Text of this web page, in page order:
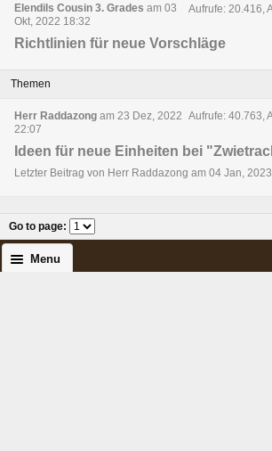
Elendils Cousin 3. Grades am 03
Okt, 2022 18:32
Aufrufe: 20.416,
Richtlinien für neue Vorschläge
Themen
Herr Raddazong am 23 Dez, 2022
22:07
Aufrufe: 40.763,
Ideen für neue Einheiten bei
Letzter Beitrag von Herr Raddazong am 04 Jan,
Go to page:
Menu